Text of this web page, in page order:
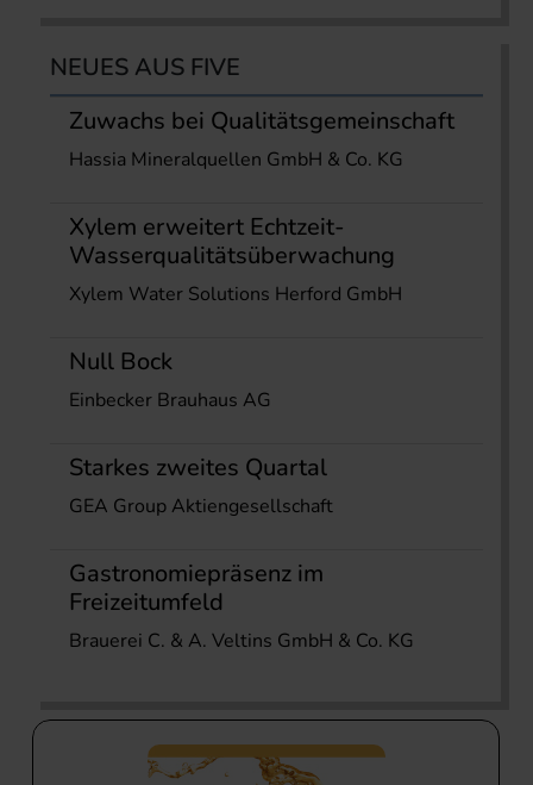
NEUES AUS FIVE
Zuwachs bei Qualitätsgemeinschaft
Hassia Mineralquellen GmbH & Co. KG
Xylem erweitert Echtzeit-
Wasserqualitätsüberwachung
Xylem Water Solutions Herford GmbH
Null Bock
Einbecker Brauhaus AG
Starkes zweites Quartal
GEA Group Aktiengesellschaft
Gastronomiepräsenz im
Freizeitumfeld
Brauerei C. & A. Veltins GmbH & Co. KG